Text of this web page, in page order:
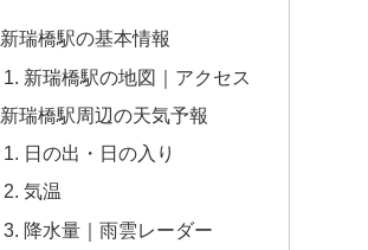
新瑞橋駅の基本情報
新瑞橋駅の地図｜アクセス
新瑞橋駅周辺の天気予報
日の出・日の入り
気温
降水量｜雨雲レーダー